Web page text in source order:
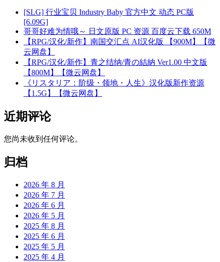
[SLG] 行业宝贝 Industry Baby 官方中文 动态 PC版
[6.09G]
哥哥好难为情哦～ 日文原版 PC 资源 百度云下载 650M
【RPG/汉化/新作】南国交汇点 AI汉化版 【900M】【微
云网盘】
【RPG/汉化/新作】青之结纳/青の結納 Ver1.00 中文版
【800M】【微云网盘】
《リスタリア：阶级・领地・人生》汉化版新作资源
【1.5G】【微云网盘】
近期评论
您尚未收到任何评论。
归档
2026 年 8 月
2026 年 7 月
2026 年 6 月
2026 年 5 月
2025 年 8 月
2025 年 6 月
2025 年 5 月
2025 年 4 月